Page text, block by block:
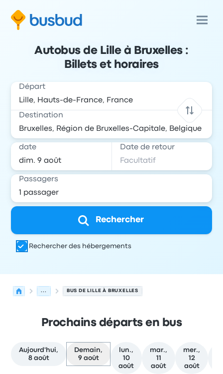
Autobus de Lille à Bruxelles :
Billets et horaires
Départ
Destination
date Date de retour
Passagers
Rechercher
Rechercher des hébergements
... BUS DE LILLE À BRUXELLES
Prochains départs en bus
Aujourd'hui,
8 août
Demain,
9 août
lun.,
10
août
mar.,
11
août
mer.,
12
août